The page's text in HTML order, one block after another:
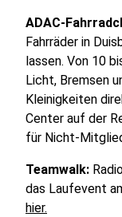
ADAC-
Fahrräder in
lassen. Von 10
Licht, Bremsen
Kleinigkeiten
Center auf der
für Nicht-
Teamwalk:
das Laufevent
hier.